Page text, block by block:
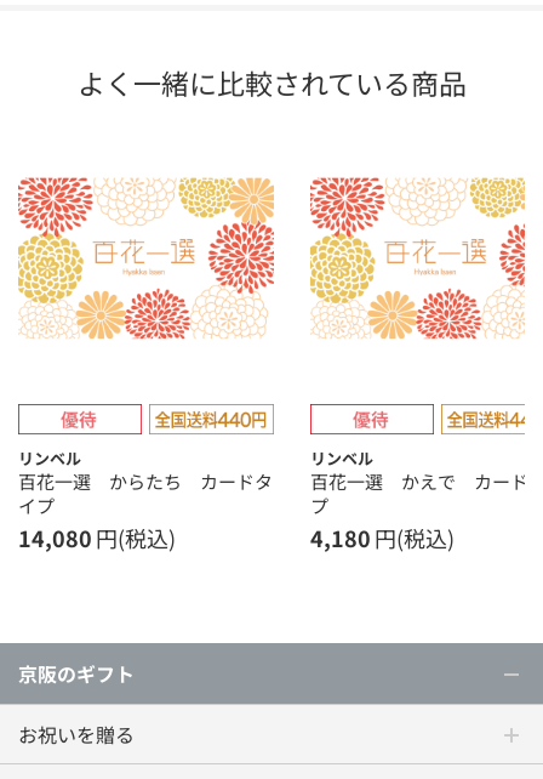
よく一緒に比較されている商品
リンベル
百花一選 からたち カードタ
イプ
14,080円(税込)
リンベル
百花一選 かえで カード
プ
4,180円(税込)
京阪のギフト
お祝いを贈る